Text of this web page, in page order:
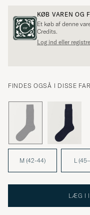
KØB VAREN OG
Et køb af denne
Credits.
Log ind eller
FINDES OGSÅ I DISSE
M (42-44) L
LÆG I